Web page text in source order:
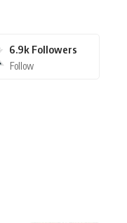
6.9k Followers
Follow